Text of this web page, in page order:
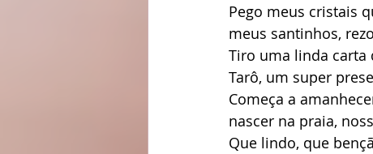
Pego meus cristais
meus santinhos,
Tiro uma linda carta
Tarô, um super
Começa a
nascer na praia,
Que lindo, que